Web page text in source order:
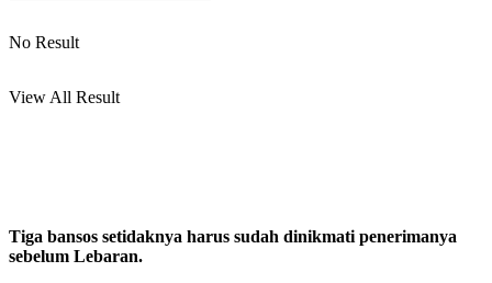
No Result
View All Result
Tiga bansos setidaknya harus sudah dinikmati penerimanya
sebelum Lebaran.